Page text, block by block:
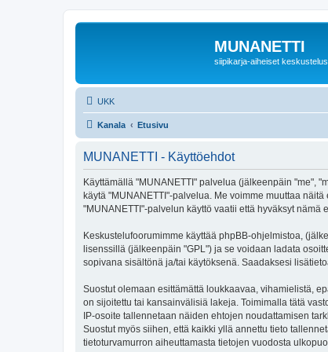
MUNANETTI
siipikarja-aiheiset
UKK
Kanala Etusivu
MUNANETTI - Käyttöehdot
Käyttämällä "MUNANETTI" palvelua (jälkeenpäin "me",
käytä "MUNANETTI"-palvelua. Me voimme muuttaa
"MUNANETTI"-palvelun käyttö vaatii että hyväksyt nämä
Keskustelufoorumimme käyttää phpBB-ohjelmistoa,
lisenssillä (jälkeenpäin "GPL") ja se voidaan ladata
sopivana sisältönä ja/tai käytöksenä. Saadaksesi
Suostut olemaan esittämättä loukkaavaa, vihamielistä,
on sijoitettu tai kansainvälisiä lakeja. Toimimalla tätä
IP-osoite tallennetaan näiden ehtojen noudattamisen
Suostut myös siihen, että kaikki yllä annettu tieto
tietoturvamurron aiheuttamasta tietojen vuodosta